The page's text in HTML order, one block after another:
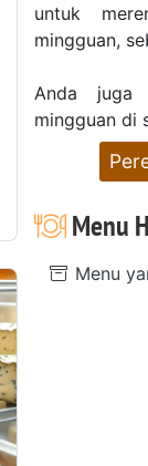
untuk
mingguan,
Anda juga
mingguan di
Menu
Menu